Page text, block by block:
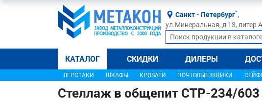
Санкт - Петербург ,
ул.Минеральная, д 13, литер А
КАТАЛОГ СКИДКИ ДИЛЕРЫ
ВЕРСТАКИ ШКАФЫ КРОВАТИ ПОЧТОВЫЕ ЯЩИКИ
Стеллаж в общепит СТР-234/603